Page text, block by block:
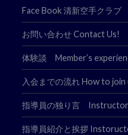
Face Book 清新空手クラブ
お問い合わせ Contact Us!
体験談 Member’s
入会までの流れ How to join
指導員の独り言
指導員紹介と挨拶